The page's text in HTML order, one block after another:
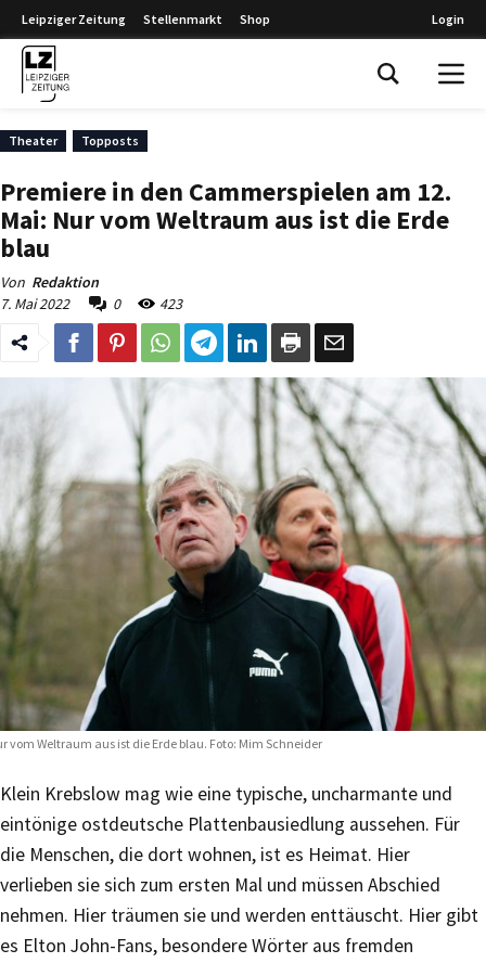
Leipziger Zeitung Stellenmarkt Shop Login
Theater Topposts
Premiere in den Cammerspielen am 12.
Mai: Nur vom Weltraum aus ist die Erde
blau
Von Redaktion
7. Mai 2022
0 423
vom Weltraum aus ist die Erde blau. Foto: Mim Schneider
Klein Krebslow mag wie eine typische, uncharmante und
eintönige ostdeutsche Plattenbausiedlung aussehen. Für
die Menschen, die dort wohnen, ist es Heimat. Hier
verlieben sie sich zum ersten Mal und müssen Abschied
nehmen. Hier träumen sie und werden enttäuscht. Hier gibt
es Elton John-Fans, besondere Wörter aus fremden